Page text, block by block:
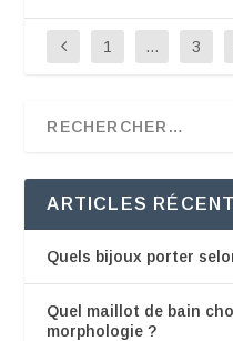
1 … 3
ARTICLES
Quels bijoux porter
Quel maillot de bain
morphologie ?